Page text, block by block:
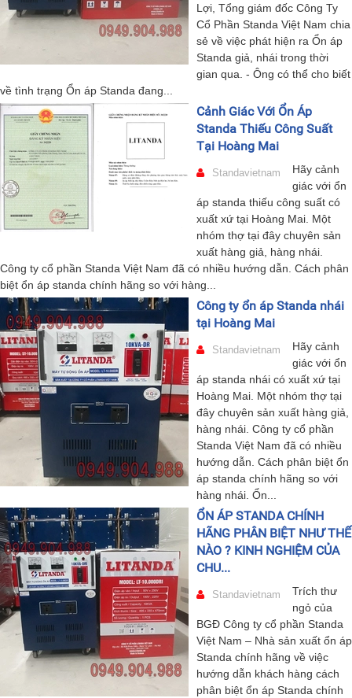
Lợi, Tổng giám đốc Công Ty
Cổ Phần Standa Việt Nam chia
sẻ về việc phát hiện ra Ổn áp
Standa giả, nhái trong thời
gian qua. - Ông có thể cho biết
về tình trạng Ổn áp Standa đang...
Cảnh Giác Với Ổn Áp
Standa Thiếu Công Suất
Tại Hoàng Mai
Standavietnam
Hãy cảnh
giác với ổn
áp standa thiếu công suất có
xuất xứ tại Hoàng Mai. Một
nhóm thợ tại đây chuyên sản
xuất hàng giả, hàng nhái.
Công ty cổ phần Standa Việt Nam đã có nhiều hướng dẫn. Cách phân
biệt ổn áp standa chính hãng so với hàng...
Công ty ổn áp Standa nhái
tại Hoàng Mai
Standavietnam
Hãy cảnh
giác với ổn
áp standa nhái có xuất xứ tại
Hoàng Mai. Một nhóm thợ tại
đây chuyên sản xuất hàng giả,
hàng nhái. Công ty cổ phần
Standa Việt Nam đã có nhiều
hướng dẫn. Cách phân biệt ổn
áp standa chính hãng so với
hàng nhái. Ổn...
ỔN ÁP STANDA CHÍNH
HÃNG PHÂN BIỆT NHƯ THẾ
NÀO ? KINH NGHIỆM CỦA
CHU...
Standavietnam
Trích thư
ngỏ của
BGĐ Công ty cổ phần Standa
Việt Nam – Nhà sản xuất ổn áp
Standa chính hãng về việc
hướng dẫn khách hàng cách
phân biệt ổn áp Standa chính